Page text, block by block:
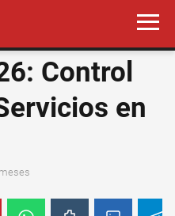
Control
en